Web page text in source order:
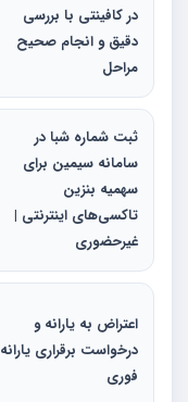
در کافینتی با بررسی
دقیق و انجام صحیح
مراحل
ثبت شماره شبا در
سامانه سیمین برای
سهمیه بنزین
تاکسی‌های اینترنتی |
غیرحضوری
اعتراض به یارانه و
درخواست برقراری یارانه
فوری